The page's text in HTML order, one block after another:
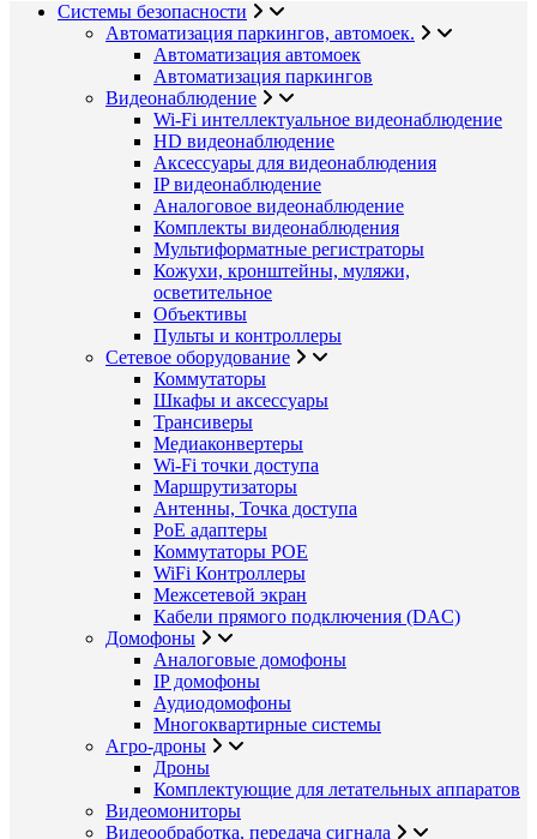
Системы безопасности
Автоматизация паркингов, автомоек.
Автоматизация автомоек
Автоматизация паркингов
Видеонаблюдение
Wi-Fi интеллектуальное видеонаблюдение
HD видеонаблюдение
Аксессуары для видеонаблюдения
IP видеонаблюдение
Аналоговое видеонаблюдение
Комплекты видеонаблюдения
Мультиформатные регистраторы
Кожухи, кронштейны, муляжи,
осветительное
Объективы
Пульты и контроллеры
Сетевое оборудование
Коммутаторы
Шкафы и аксессуары
Трансиверы
Медиаконвертеры
Wi-Fi точки доступа
Маршрутизаторы
Антенны, Точка доступа
PoE адаптеры
Коммутаторы POE
WiFi Контроллеры
Межсетевой экран
Кабели прямого подключения (DAC)
Домофоны
Аналоговые домофоны
IP домофоны
Аудиодомофоны
Многоквартирные системы
Агро-дроны
Дроны
Комплектующие для летательных аппаратов
Видеомониторы
Видеообработка, передача сигнала